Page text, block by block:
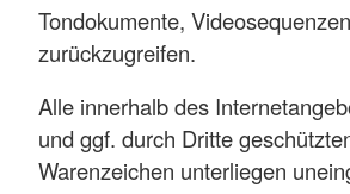
Tondokumente,
zurückzugreifen.
Alle innerhalb des
und ggf. durch Dritte
Warenzeichen unterliegen